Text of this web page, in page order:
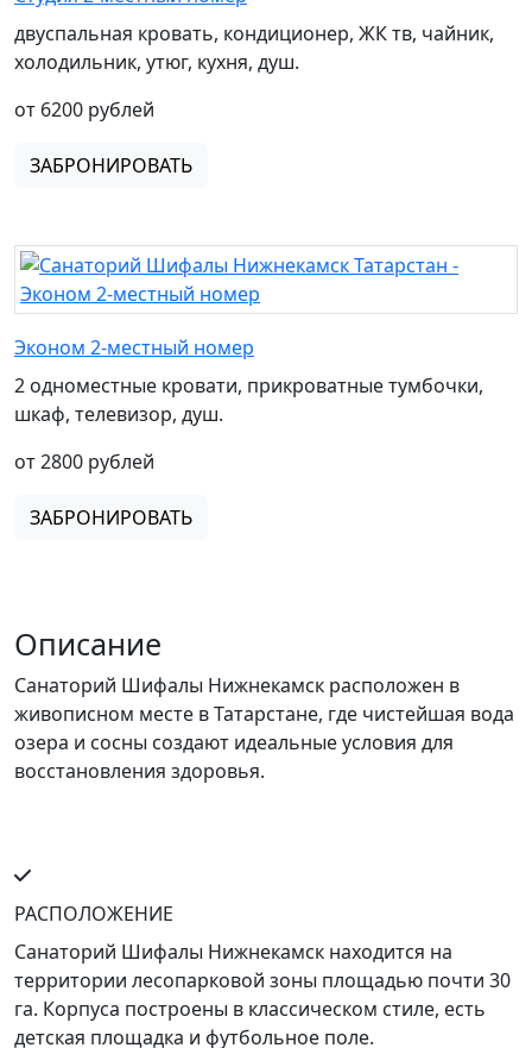
двуспальная кровать, кондиционер, ЖК тв, чайник,
холодильник, утюг, кухня, душ.
от 6200 рублей
ЗАБРОНИРОВАТЬ
Эконом 2-местный номер
2 одноместные кровати, прикроватные тумбочки,
шкаф, телевизор, душ.
от 2800 рублей
ЗАБРОНИРОВАТЬ
Описание
Санаторий Шифалы Нижнекамск расположен в
живописном месте в Татарстане, где чистейшая вода
озера и сосны создают идеальные условия для
восстановления здоровья.
РАСПОЛОЖЕНИЕ
Санаторий Шифалы Нижнекамск находится на
территории лесопарковой зоны площадью почти 30
га. Корпуса построены в классическом стиле, есть
детская площадка и футбольное поле.